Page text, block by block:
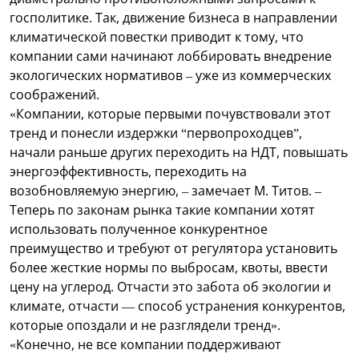
госполитике. Так, движение бизнеса в направлении
климатической повестки приводит к тому, что
компании сами начинают лоббировать внедрение
экологических нормативов – уже из коммерческих
соображений.
«Компании, которые первыми почувствовали этот
тренд и понесли издержки “первопроходцев”,
начали раньше других переходить на НДТ, повышать
энергоэффективность, переходить на
возобновляемую энергию, – замечает М. Титов. –
Теперь по законам рынка такие компании хотят
использовать полученное конкурентное
преимущество и требуют от регулятора установить
более жесткие нормы по выбросам, квоты, ввести
цену на углерод. Отчасти это забота об экологии и
климате, отчасти — способ устранения конкурентов,
которые опоздали и не разглядели тренд».
«Конечно, не все компании поддерживают